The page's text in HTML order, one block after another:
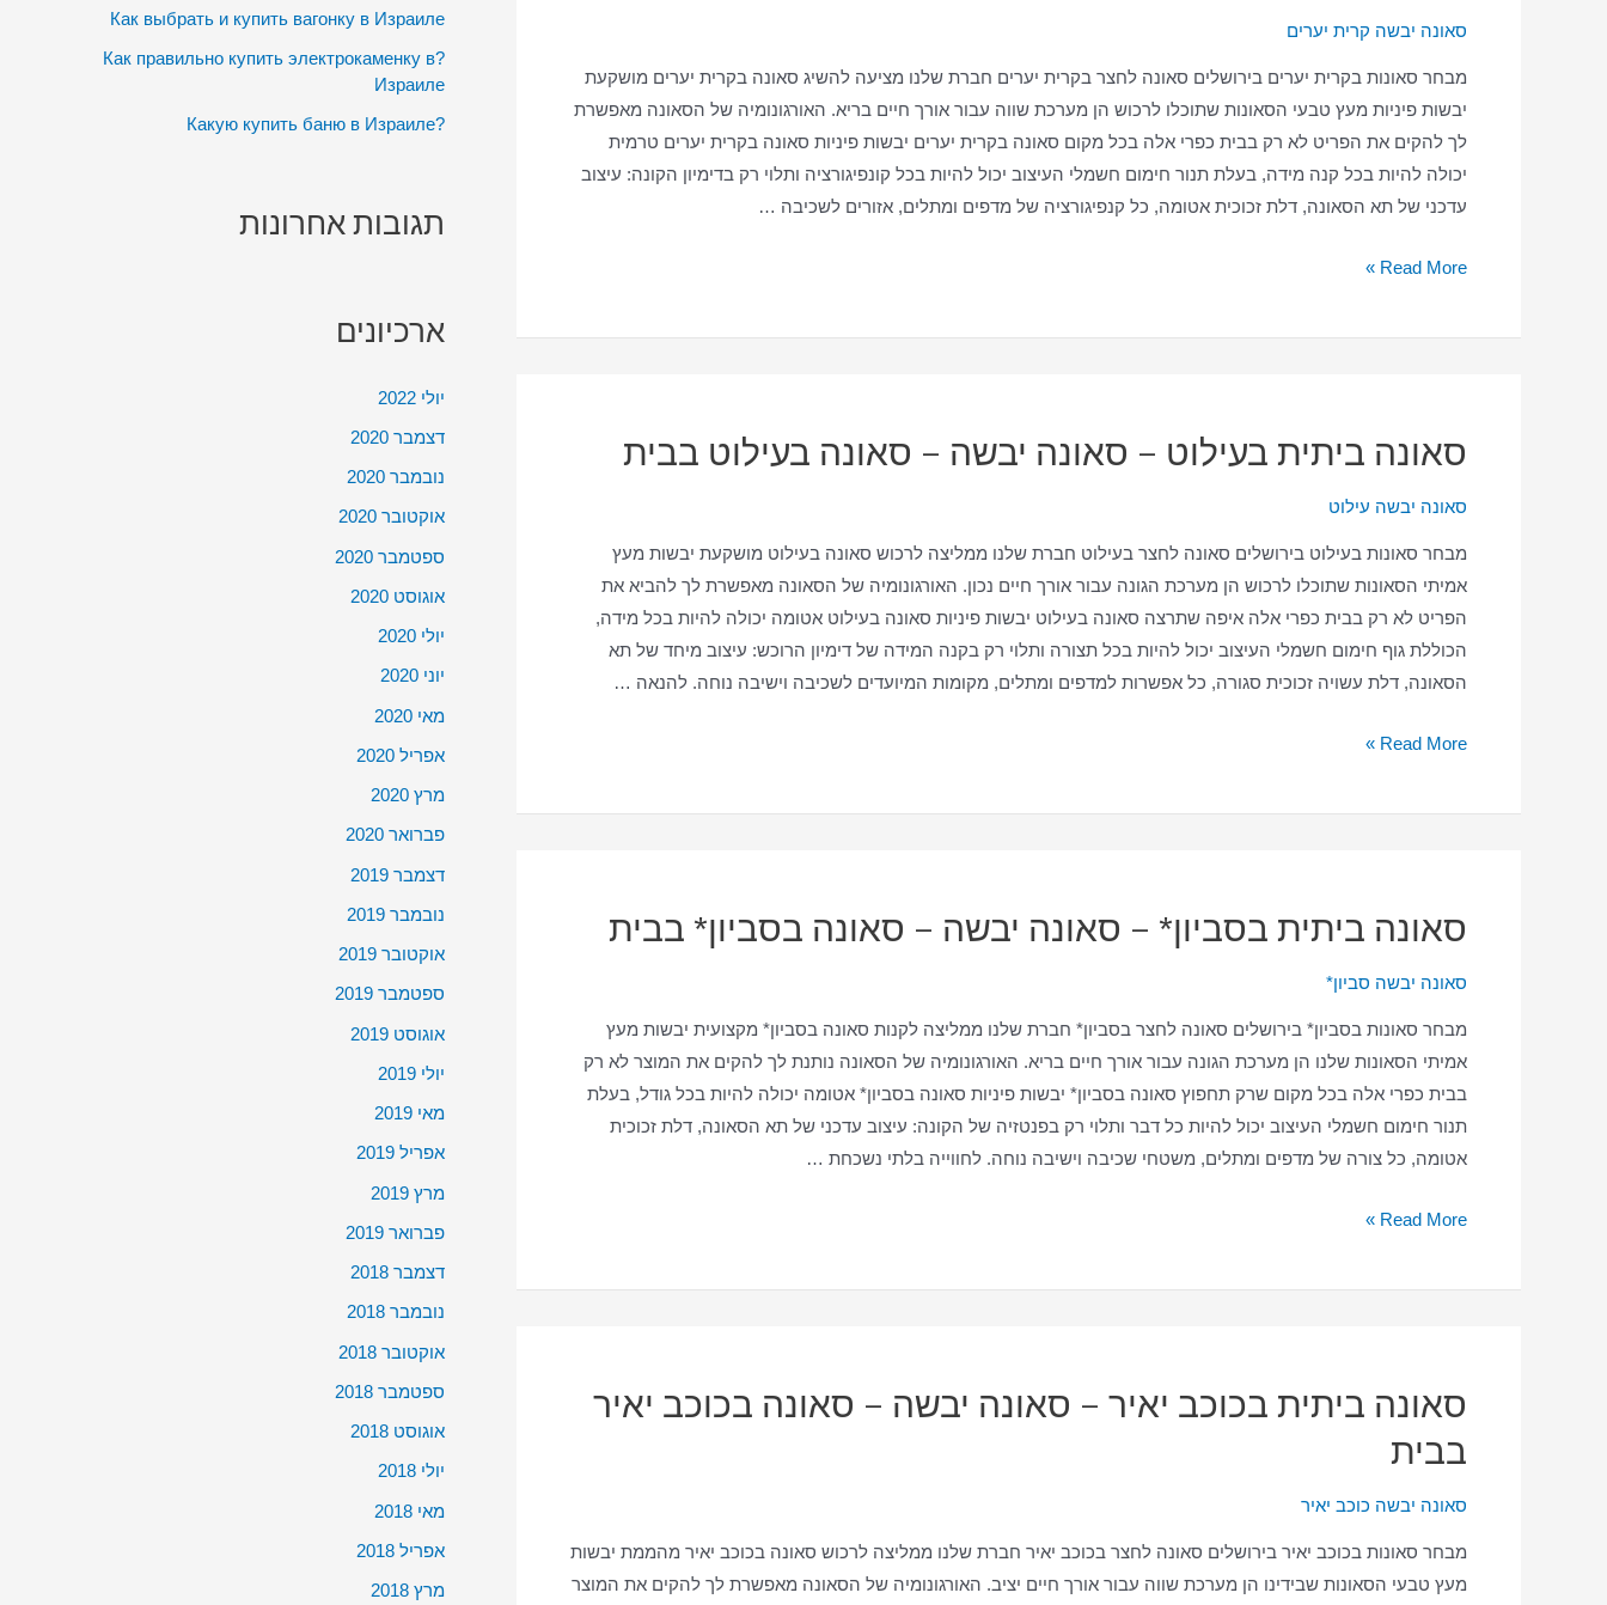
סאונה יבשה קרית יערים
מבחר סאונות בקרית יערים בירושלים סאונה לחצר בקרית יערים חברת שלנו מציעה להשיג סאונה בקרית יערים מושקעת
יבשות פיניות מעץ טבעי הסאונות שתוכלו לרכוש הן מערכת שווה עבור אורך חיים בריא. האורגונומיה של הסאונה מאפשרת
לך להקים את הפריט לא רק בבית כפרי אלה בכל מקום סאונה בקרית יערים יבשות פיניות סאונה בקרית יערים טרמית
יכולה להיות בכל קנה מידה, בעלת תנור חימום חשמלי העיצוב יכול להיות בכל קונפיגורציה ותלוי רק בדימיון הקונה: עיצוב
עדכני של תא הסאונה, דלת זכוכית אטומה, כל קנפיגורציה של מדפים ומתלים, אזורים לשכיבה …
סאונה
יבשה
בקרית
יערים
בבית
Read More »
סאונה ביתית בעילוט – סאונה יבשה – סאונה בעילוט בבית
סאונה יבשה עילוט
מבחר סאונות בעילוט בירושלים סאונה לחצר בעילוט חברת שלנו ממליצה לרכוש סאונה בעילוט מושקעת יבשות מעץ
אמיתי הסאונות שתוכלו לרכוש הן מערכת הגונה עבור אורך חיים נכון. האורגונומיה של הסאונה מאפשרת לך להביא את
הפריט לא רק בבית כפרי אלה איפה שתרצה סאונה בעילוט יבשות פיניות סאונה בעילוט אטומה יכולה להיות בכל מידה,
הכוללת גוף חימום חשמלי העיצוב יכול להיות בכל תצורה ותלוי רק בקנה המידה של דימיון הרוכש: עיצוב מיחד של תא
הסאונה, דלת עשויה זכוכית סגורה, כל אפשרות למדפים ומתלים, מקומות המיועדים לשכיבה וישיבה נוחה. להנאה …
סאונה
–
בבית
Read More »
סאונה ביתית בסביון* – סאונה יבשה – סאונה בסביון* בבית
סאונה יבשה סביון*
מבחר סאונות בסביון* בירושלים סאונה לחצר בסביון* חברת שלנו ממליצה לקנות סאונה בסביון* מקצועית יבשות מעץ
אמיתי הסאונות שלנו הן מערכת הגונה עבור אורך חיים בריא. האורגונומיה של הסאונה נותנת לך להקים את המוצר לא רק
בבית כפרי אלה בכל מקום שרק תחפוץ סאונה בסביון* יבשות פיניות סאונה בסביון* אטומה יכולה להיות בכל גודל, בעלת
תנור חימום חשמלי העיצוב יכול להיות כל דבר ותלוי רק בפנטזיה של הקונה: עיצוב עדכני של תא הסאונה, דלת זכוכית
אטומה, כל צורה של מדפים ומתלים, משטחי שכיבה וישיבה נוחה. לחווייה בלתי נשכחת …
סאונה
–
סאונה
בבית
Read More »
סאונה ביתית בכוכב יאיר – סאונה יבשה – סאונה בכוכב יאיר
בבית
סאונה יבשה כוכב יאיר
מבחר סאונות בכוכב יאיר בירושלים סאונה לחצר בכוכב יאיר חברת שלנו ממליצה לרכוש סאונה בכוכב יאיר מהממת יבשות
מעץ טבעי הסאונות שבידינו הן מערכת שווה עבור אורך חיים יציב. האורגונומיה של הסאונה מאפשרת לך להקים את המוצר
:
Как выбрать и купить вагонку в Израиле
?Как правильно купить электрокаменку в
Израиле
?Какую купить баню в Израиле
תגובות אחרונות
ארכיונים
יולי 2022
דצמבר 2020
נובמבר 2020
אוקטובר 2020
ספטמבר 2020
אוגוסט 2020
יולי 2020
יוני 2020
מאי 2020
אפריל 2020
מרץ 2020
פברואר 2020
דצמבר 2019
נובמבר 2019
אוקטובר 2019
ספטמבר 2019
אוגוסט 2019
יולי 2019
מאי 2019
אפריל 2019
מרץ 2019
פברואר 2019
דצמבר 2018
נובמבר 2018
אוקטובר 2018
ספטמבר 2018
אוגוסט 2018
יולי 2018
מאי 2018
אפריל 2018
מרץ 2018